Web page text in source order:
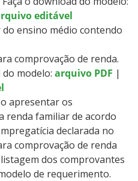
editável
ensino médio contendo
comprovação de renda.
do modelo: arquivo PDF |
apresentar os
renda familiar de acordo
declarada no
comprovação de renda
dos comprovantes
de requerimento.